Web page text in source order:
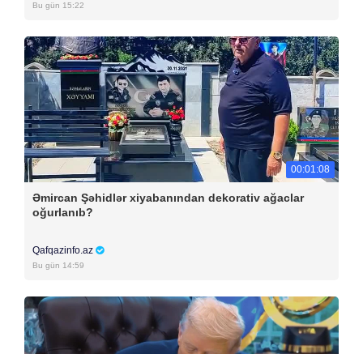
Bu gün 15:22
00:01:08
Əmircan Şəhidlər xiyabanından dekorativ ağaclar
oğurlanıb?
Qafqazinfo.az
Bu gün 14:59